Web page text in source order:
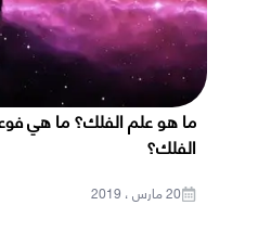
ما هو علم الفلك؟ ما هي
الفلك؟
20 مارس ، 2019